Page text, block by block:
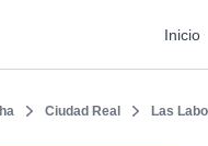
Inicio
Ciudad Real Las